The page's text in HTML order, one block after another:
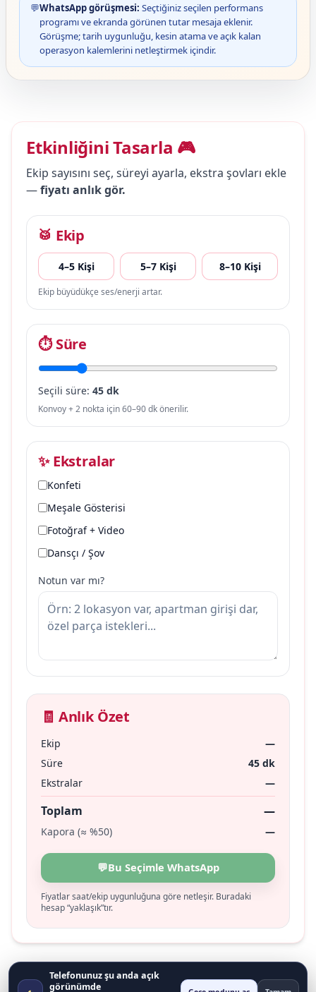
💬WhatsApp görüşmesi: Seçtiğiniz seçilen performans
programı ve ekranda görünen tutar mesaja eklenir.
Görüşme; tarih uygunluğu, kesin atama ve açık kalan
operasyon kalemlerini netleştirmek içindir.
Etkinliğini Tasarla 🎮
Ekip sayısını seç, süreyi ayarla, ekstra şovları ekle
—fiyatı anlık gör.
🥁 Ekip
4–5 Kişi 5–7 Kişi 8–10 Kişi
Ekip büyüdükçe ses/enerji artar.
⏱ Süre
Seçili süre: 45 dk
Konvoy + 2 nokta için 60–90 dk önerilir.
✨ Ekstralar
Konfeti
Meşale Gösterisi
Fotoğraf + Video
Dansçı / Şov
Notun var mı?
🧾 Anlık Özet
Ekip
—
Süre
45 dk
Ekstralar
—
Toplam —
Kapora (≈ %50) —
💬Bu Seçimle WhatsApp
Fiyatlar saat/ekip uygunluğuna göre netleşir. Buradaki
hesap “yaklaşık”tır.
Telefonunuz şu anda açık
görünümde